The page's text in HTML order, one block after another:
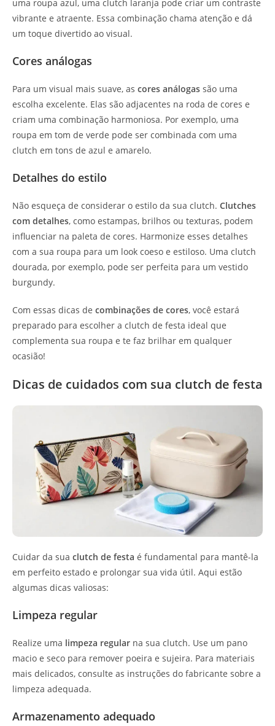
uma roupa azul, uma clutch laranja pode criar um contraste
vibrante e atraente. Essa combinação chama atenção e dá
um toque divertido ao visual.
Cores análogas
Para um visual mais suave, as cores análogas são uma
escolha excelente. Elas são adjacentes na roda de cores e
criam uma combinação harmoniosa. Por exemplo, uma
roupa em tom de verde pode ser combinada com uma
clutch em tons de azul e amarelo.
Detalhes do estilo
Não esqueça de considerar o estilo da sua clutch. Clutches
com detalhes, como estampas, brilhos ou texturas, podem
influenciar na paleta de cores. Harmonize esses detalhes
com a sua roupa para um look coeso e estiloso. Uma clutch
dourada, por exemplo, pode ser perfeita para um vestido
burgundy.
Com essas dicas de combinações de cores, você estará
preparado para escolher a clutch de festa ideal que
complementa sua roupa e te faz brilhar em qualquer
ocasião!
Dicas de cuidados com sua clutch de festa
Cuidar da sua clutch de festa é fundamental para mantê-la
em perfeito estado e prolongar sua vida útil. Aqui estão
algumas dicas valiosas:
Limpeza regular
Realize uma limpeza regular na sua clutch. Use um pano
macio e seco para remover poeira e sujeira. Para materiais
mais delicados, consulte as instruções do fabricante sobre a
limpeza adequada.
Armazenamento adequado